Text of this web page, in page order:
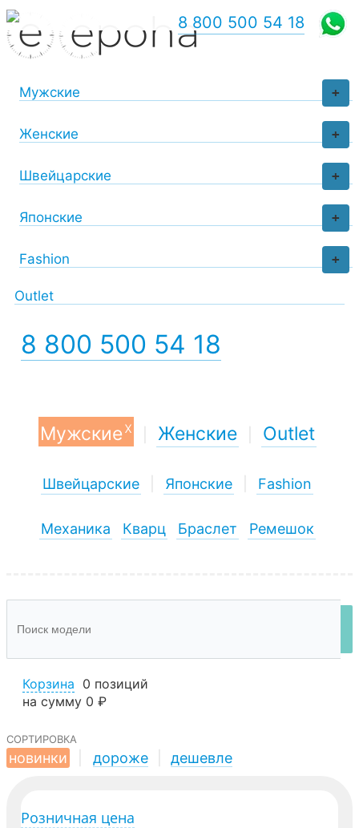
+
Мужские
+
Женские
+
Швейцарские
+
Японские
+
Fashion
Outlet
8 800 500 54 18
8 800 500 54 18
Мужскиеx Женские Outlet
Швейцарские Японские Fashion
Механика Кварц Браслет Ремешок
Корзина 0 позиций
на сумму 0 ₽
сортировка
новинки
дороже дешевле
Розничная цена